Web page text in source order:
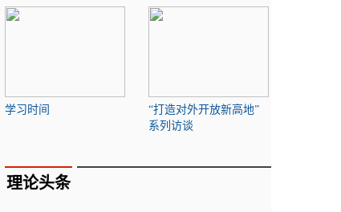
学习时间
“打造对外开放新高地”
系列访谈
理论头条